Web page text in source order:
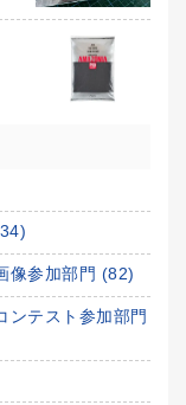
像参加部門 (82)
ンテスト参加部門